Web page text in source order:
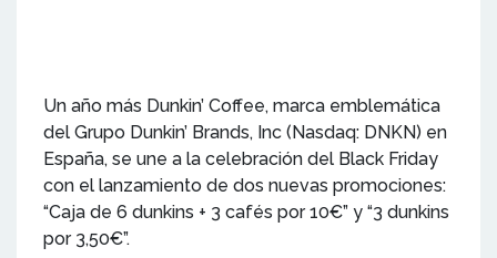
Un año más Dunkin’ Coffee, marca emblemática
del Grupo Dunkin’ Brands, Inc (Nasdaq: DNKN) en
España, se une a la celebración del Black Friday
con el lanzamiento de dos nuevas promociones:
“Caja de 6 dunkins + 3 cafés por 10€” y “3 dunkins
por 3,50€”.